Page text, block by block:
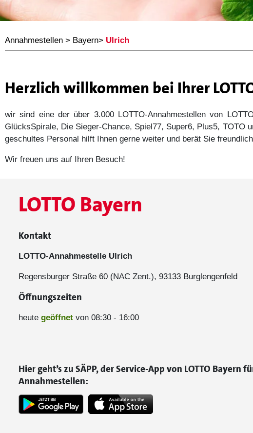
Annahmestellen > Bayern> Ulrich
Herzlich willkommen bei Ihrer
wir sind eine der über 3.000 LOTTO-Annahmestellen von
GlücksSpirale, Die Sieger-Chance, Spiel77, Super6, Plus5, TOTO
geschultes Personal hilft Ihnen gerne weiter und berät Sie
Wir freuen uns auf Ihren Besuch!
LOTTO Bayern
Kontakt
LOTTO-Annahmestelle Ulrich
Regensburger Straße 60 (NAC Zent.), 93133 Burglengenfeld
Öffnungszeiten
heute geöffnet von 08:30 - 16:00
Hier geht’s zu SÄPP, der Service-App von LOTTO Bayern
Annahmestellen: